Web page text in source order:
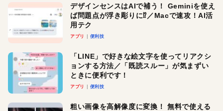
デザインセンスはAIで補う！ Geminiを使え
ば問題点が浮き彫りに⁉︎／Macで速攻！AI活
用テク
アプリ 便利技
「LINE」で好きな絵文字を使ってリアクシ
ョンする方法／「既読スルー」が気まずい
ときに便利です！
アプリ 便利技
粗い画像を高解像度に変換！ 無料で使える